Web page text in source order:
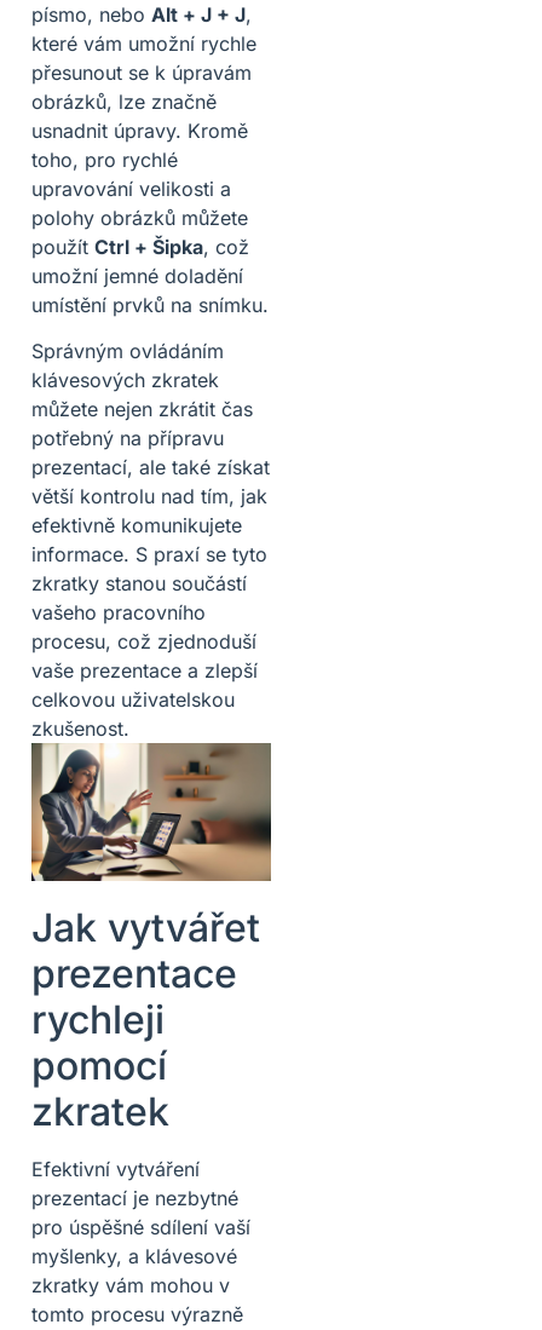
písmo, nebo Alt + J + J,
které vám umožní rychle
přesunout se k úpravám
obrázků, lze značně
usnadnit úpravy. Kromě
toho, pro rychlé
upravování velikosti a
polohy obrázků můžete
použít Ctrl + Šipka, což
umožní jemné doladění
umístění prvků na snímku.
Správným ovládáním
klávesových zkratek
můžete nejen zkrátit čas
potřebný na přípravu
prezentací, ale také získat
větší kontrolu nad tím, jak
efektivně komunikujete
informace. S praxí se tyto
zkratky stanou součástí
vašeho pracovního
procesu, což zjednoduší
vaše prezentace a zlepší
celkovou uživatelskou
zkušenost.
Jak vytvářet
prezentace
rychleji
pomocí
zkratek
Efektivní vytváření
prezentací je nezbytné
pro úspěšné sdílení vaší
myšlenky, a klávesové
zkratky vám mohou v
tomto procesu výrazně